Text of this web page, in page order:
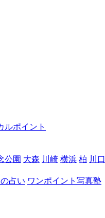
ルポイント
公園 大森 川崎 横浜 柏 川口
占い ワンポイント写真塾